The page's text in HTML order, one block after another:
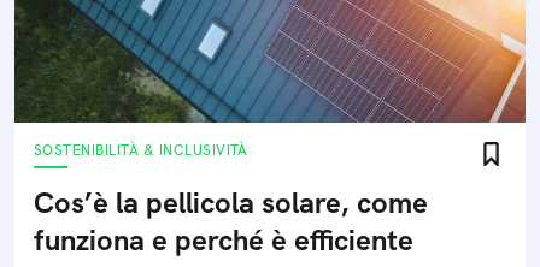
SOSTENIBILITÀ & INCLUSIVITÀ
Cos’è la pellicola solare, come
funziona e perché è efficiente